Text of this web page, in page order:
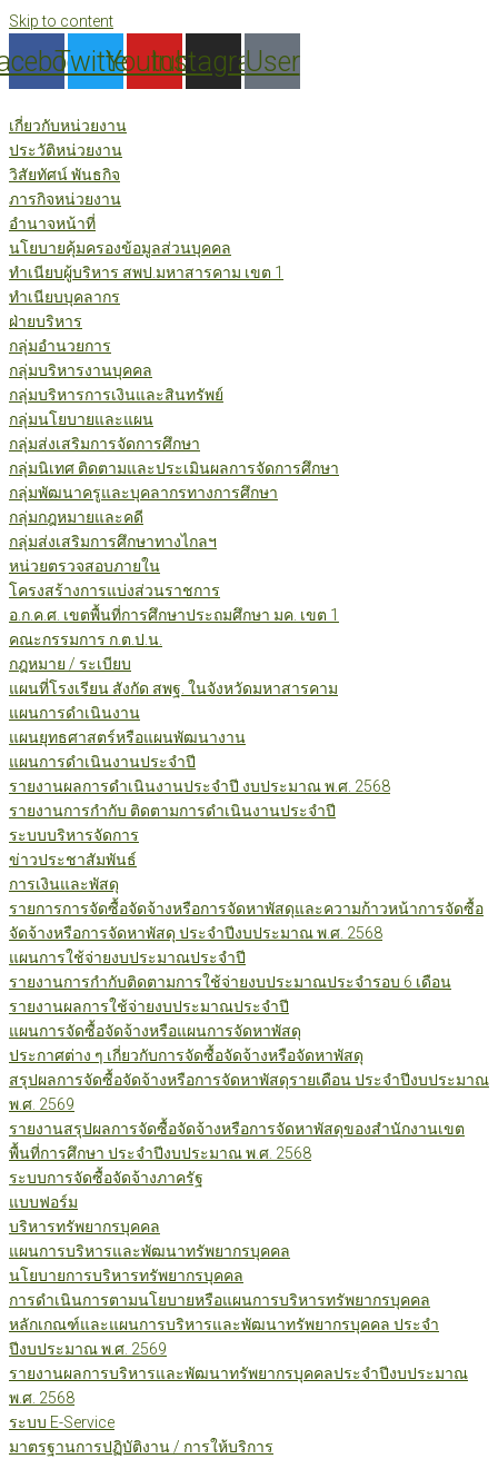
Skip to content
TwitterYoutube
Instagram
User
เกี่ยวกับหน่วยงาน
ประวัติหน่วยงาน
วิสัยทัศน์ พันธกิจ
ภารกิจหน่วยงาน
อำนาจหน้าที่
นโยบายคุ้มครองข้อมูลส่วนบุคคล
ทำเนียบผู้บริหาร สพป.มหาสารคาม เขต 1
ทำเนียบบุคลากร
ฝ่ายบริหาร
กลุ่มอำนวยการ
กลุ่มบริหารงานบุคคล
กลุ่มบริหารการเงินและสินทรัพย์
กลุ่มนโยบายและแผน
กลุ่มส่งเสริมการจัดการศึกษา
กลุ่มนิเทศ ติดตามและประเมินผลการจัดการศึกษา
กลุ่มพัฒนาครูและบุคลากรทางการศึกษา
กลุ่มกฎหมายและคดี
กลุ่มส่งเสริมการศึกษาทางไกลฯ
หน่วยตรวจสอบภายใน
โครงสร้างการแบ่งส่วนราชการ
อ.ก.ค.ศ. เขตพื้นที่การศึกษาประถมศึกษา มค. เขต 1
คณะกรรมการ ก.ต.ป.น.
กฎหมาย / ระเบียบ
แผนที่โรงเรียน สังกัด สพฐ. ในจังหวัดมหาสารคาม
แผนการดำเนินงาน
แผนยุทธศาสตร์หรือแผนพัฒนางาน
แผนการดำเนินงานประจำปี
รายงานผลการดำเนินงานประจำปี งบประมาณ พ.ศ. 2568
รายงานการกำกับ ติดตามการดำเนินงานประจำปี
ระบบบริหารจัดการ
ข่าวประชาสัมพันธ์
การเงินและพัสดุ
รายการการจัดซื้อจัดจ้างหรือการจัดหาพัสดุและความก้าวหน้าการจัดซื้อ
จัดจ้างหรือการจัดหาพัสดุ ประจำปีงบประมาณ พ.ศ. 2568
แผนการใช้จ่ายงบประมาณประจำปี
รายงานการกำกับติดตามการใช้จ่ายงบประมาณประจำรอบ 6 เดือน
รายงานผลการใช้จ่ายงบประมาณประจำปี
แผนการจัดซื้อจัดจ้างหรือแผนการจัดหาพัสดุ
ประกาศต่าง ๆ เกี่ยวกับการจัดซื้อจัดจ้างหรือจัดหาพัสดุ
สรุปผลการจัดซื้อจัดจ้างหรือการจัดหาพัสดุรายเดือน ประจำปีงบประมาณ
พ.ศ. 2569
รายงานสรุปผลการจัดซื้อจัดจ้างหรือการจัดหาพัสดุของสำนักงานเขต
พื้นที่การศึกษา ประจำปีงบประมาณ พ.ศ. 2568
ระบบการจัดซื้อจัดจ้างภาครัฐ
แบบฟอร์ม
บริหารทรัพยากรบุคคล
แผนการบริหารและพัฒนาทรัพยากรบุคคล
นโยบายการบริหารทรัพยากรบุคคล
การดำเนินการตามนโยบายหรือแผนการบริหารทรัพยากรบุคคล
หลักเกณฑ์และแผนการบริหารและพัฒนาทรัพยากรบุคคล ประจำ
ปีงบประมาณ พ.ศ. 2569
รายงานผลการบริหารและพัฒนาทรัพยากรบุคคลประจำปีงบประมาณ
พ.ศ. 2568
ระบบ E-Service
มาตรฐานการปฏิบัติงาน / การให้บริการ